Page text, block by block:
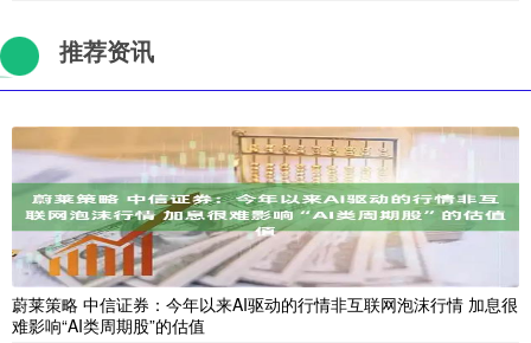
推荐资讯
蔚莱策略 中信证券：今年以来AI驱动的行情非互联网泡沫行情 加息很
难影响“AI类周期股”的估值